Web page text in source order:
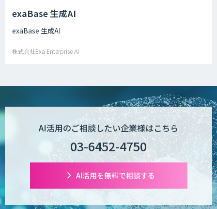
exaBase 生成AI
exaBase 生成AI
株式会社Exa Enterprise AI
AI活用のご相談したい企業様はこちら
03-6452-4750
AI活用を無料で相談する